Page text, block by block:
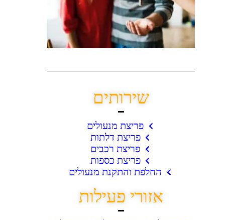
שירותים
פריצת מנעולים
פריצת דלתות
פריצת רכבים
פריצת כספות
החלפת והתקנת מנעולים
אזורי פעילות